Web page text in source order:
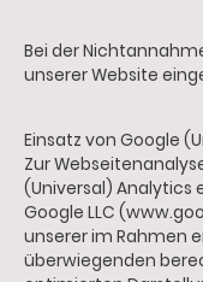
Bei der
unserer Website
Einsatz von Google
Zur
(Universal) Analytics
Google LLC
unserer im Rahmen
überwiegenden